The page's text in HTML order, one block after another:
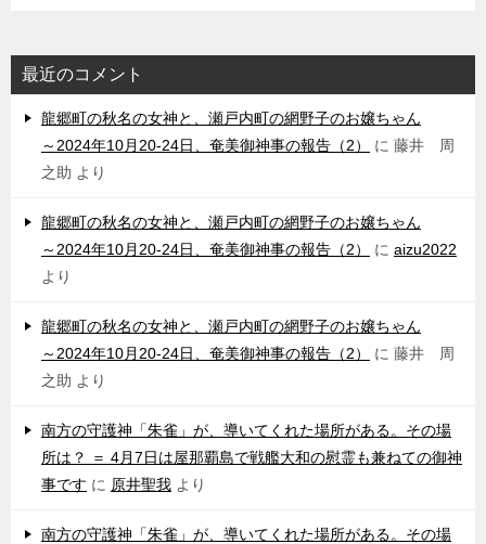
最近のコメント
龍郷町の秋名の女神と、瀬戸内町の網野子のお嬢ちゃん
～2024年10月20-24日、奄美御神事の報告（2）
に 藤井 周
之助 より
龍郷町の秋名の女神と、瀬戸内町の網野子のお嬢ちゃん
～2024年10月20-24日、奄美御神事の報告（2）
に aizu2022
より
龍郷町の秋名の女神と、瀬戸内町の網野子のお嬢ちゃん
～2024年10月20-24日、奄美御神事の報告（2）
に 藤井 周
之助 より
南方の守護神「朱雀」が、導いてくれた場所がある。その場
所は？ ＝ 4月7日は屋那覇島で戦艦大和の慰霊も兼ねての御神
事です に 原井聖我 より
南方の守護神「朱雀」が、導いてくれた場所がある。その場